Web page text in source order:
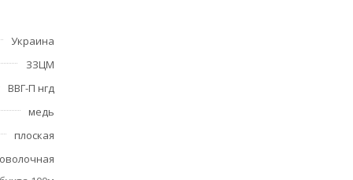
5 лет.
Украина
ЗЗЦМ
ВВГ-П нгд
медь
плоская